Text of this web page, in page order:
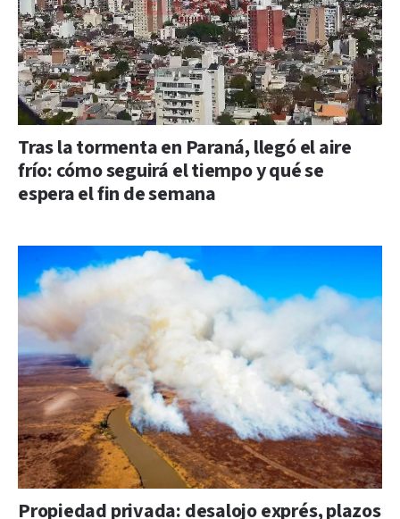
Tras la tormenta en Paraná, llegó el aire
frío: cómo seguirá el tiempo y qué se
espera el fin de semana
Propiedad privada: desalojo exprés, plazos